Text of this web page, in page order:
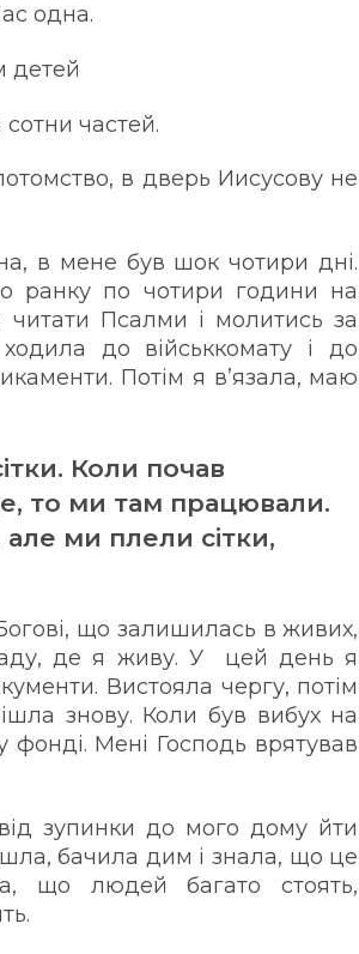
одна.
детей
частей.
в дверь Иисусову не
в мене був шок чотири дні.
ранку по чотири години на
читати Псалми і молитись за
до військкомату і до
Потім я в’язала, маю
Коли почав
то ми там працювали.
ми плели сітки,
що залишилась в живих,
де я живу. У цей день я
Вистояла чергу, потім
знову. Коли був вибух на
фонді. Мені Господь врятував
зупинки до мого дому йти
бачила дим і знала, що це
що людей багато стоять,